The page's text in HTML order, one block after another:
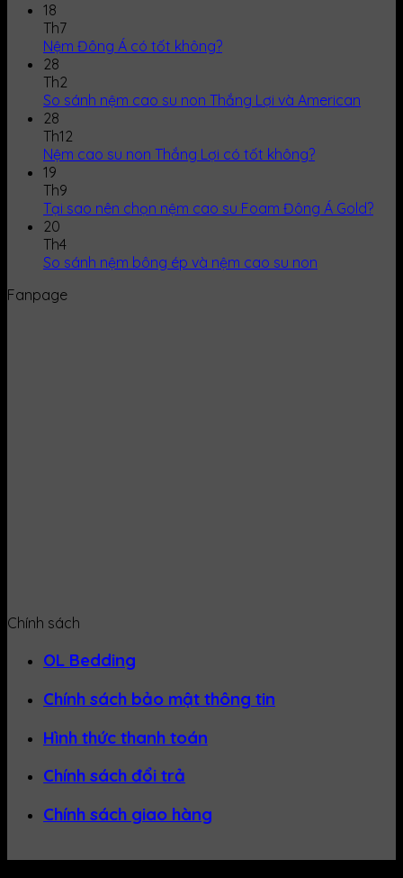
18
Th7
Nệm Đông Á có tốt không?
28
Th2
So sánh nệm cao su non Thắng Lợi và American
28
Th12
Nệm cao su non Thắng Lợi có tốt không?
19
Th9
Tại sao nên chọn nệm cao su Foam Đông Á Gold?
20
Th4
So sánh nệm bông ép và nệm cao su non
Fanpage
Chính sách
OL Bedding
Chính sách bảo mật thông tin
Hình thức thanh toán
Chính sách đổi trả
Chính sách giao hàng